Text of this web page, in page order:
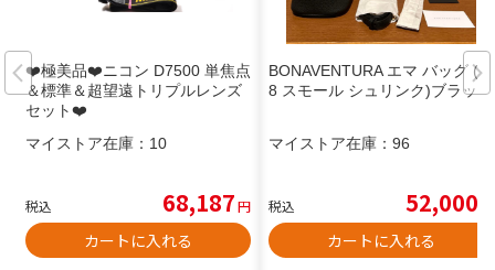
❤️極美品❤️ニコン D7500 単焦点
＆標準＆超望遠トリプルレンズ
セット❤️
マイストア在庫： 10
税込 68,187円
カートに入れる
BONAVENTURA エマ バッグ (2
8 スモール シュリンク)ブラック
マイストア在庫： 96
税込 52,000
カートに入れる